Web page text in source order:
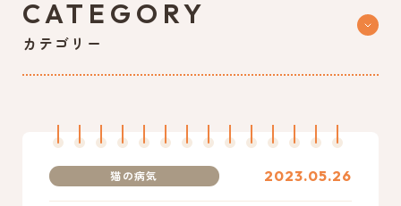
CATEGORY
カテゴリー
猫の病気 2023.05.26